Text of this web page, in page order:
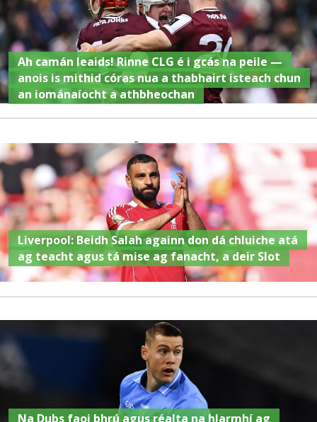
Ah camán leaids! Rinne CLG é i gcás na peile —
anois is mithid córas nua a thabhairt isteach chun
an iománaíocht a athbheochan
Liverpool: Beidh Salah againn don dá chluiche atá
ag teacht agus tá mise ag fanacht, a deir Slot
Na Dubs faoi bhrú agus réalta na hIarmhí ag